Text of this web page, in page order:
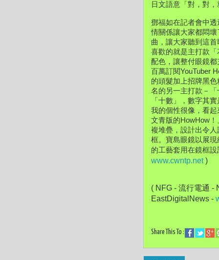
日文語意「對，對
鄧福如在記者會中
情關係讓大家都悶
曲，讓大家聽到這
喜歡的就是主打款
配色，讓整付眼鏡
百萬訂閱YouTuber
的頭髮加上招牌黑
名的另一主打款－
「十數」，數字其
我的個性很像，看
文青版的HowHow
複堆疊，設計出令
框。寶島眼鏡以展
的工藝套用在鏡框
www.cwntp.net )
( NFG - 流行電通 -
EastDigitalNews -
Share This To :